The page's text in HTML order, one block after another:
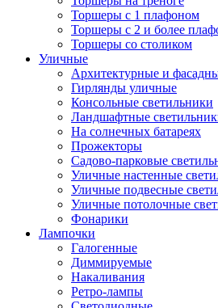
Торшеры с 1 плафоном
Торшеры с 2 и более
Торшеры со столиком
Уличные
Архитектурные и
Гирлянды уличные
Консольные светильники
Ландшафтные
На солнечных батареях
Прожекторы
Садово-парковые
Уличные настенные
Уличные подвесные
Уличные потолочные
Фонарики
Лампочки
Галогенные
Диммируемые
Накаливания
Ретро-лампы